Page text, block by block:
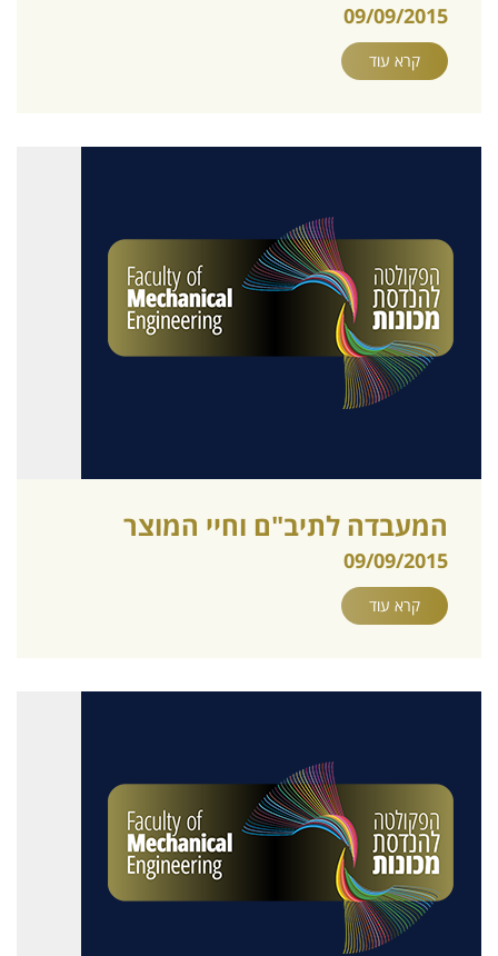
09/09/2015
קרא עוד
המעבדה לתיב"ם וחיי המוצר
09/09/2015
קרא עוד